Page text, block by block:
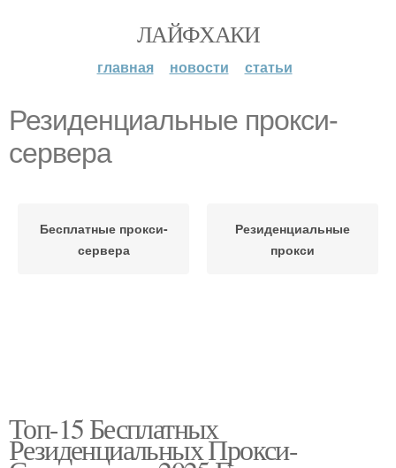
ЛАЙФХАКИ
главная новости статьи
Резиденциальные прокси-
сервера
Бесплатные прокси-
сервера
Резиденциальные
прокси
Топ-15 Бесплатных
Резиденциальных Прокси-